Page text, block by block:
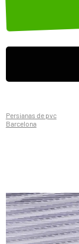
Persianas de pvc
Barcelona